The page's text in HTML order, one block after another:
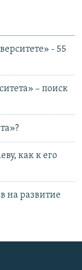
- 55
– поиск
как к его
на развитие